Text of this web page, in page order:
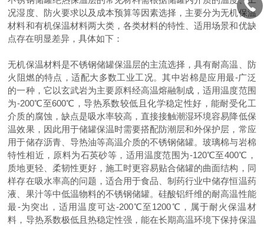
况湿度、防火要求以及成本预算等因素选择，主要分为无机保温
材料和有机保温材料两大类，各类材料的特性、适用场景和优缺
点存在明显差异，具体如下：
无机保温材料是不锈钢储罐保温层的主流选择，具有耐高温、防
火阻燃的特点，适配大多数工业工况。其中岩棉是应用最-广泛
的一种，它以玄武岩为主要原料经高温熔融制成，适用温度范围
为-200℃至600℃，导热系数较低且化学稳定性好，能耐受化工
介质的腐蚀，缺点是吸水率较高，直接接触潮湿环境容易降低保
温效果，因此用于储罐保温时需要搭配防潮层和外保护层，常应
用于储存沥青、导热油等高温介质的不锈钢储罐。玻璃棉与岩棉
特性相近，原料为石英砂等，适用温度范围为-120℃至400℃，
质地更轻、柔韧性更好，施工时更容易贴合储罐的曲面结构，同
样存在吸水率高的问题，适合用于食品、制药行业中储存恒温药
液、果汁等中低温物料的不锈钢储罐。硅酸铝纤维的耐高温性能
最-为突出，适用温度可达-200℃至1200℃，属于耐火保温材
料，导热系数极低且热稳定性强，能在长期高温环境下保持保温